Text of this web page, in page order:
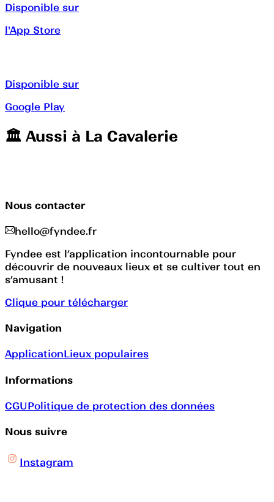
Disponible sur
l'App Store
Disponible sur
Google Play
🏛️️ Aussi à La Cavalerie
Nous contacter
hello@fyndee.fr
Fyndee est l’application incontournable pour
découvrir de nouveaux lieux et se cultiver tout en
s’amusant !
Clique pour télécharger
Navigation
ApplicationLieux populaires
Informations
CGUPolitique de protection des données
Nous suivre
Instagram